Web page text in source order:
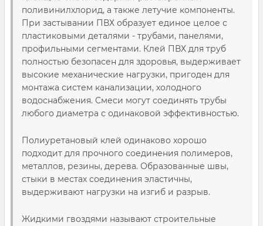
поливинилхлорид, а также летучие компоненты.
При застывании ПВХ образует единое целое с
пластиковыми деталями - трубами, панелями,
профильными сегментами. Клей ПВХ для труб
полностью безопасен для здоровья, выдерживает
высокие механические нагрузки, пригоден для
монтажа систем канализации, холодного
водоснабжения. Смеси могут соединять трубы
любого диаметра с одинаковой эффективностью.
Полиуретановый клей одинаково хорошо
подходит для прочного соединения полимеров,
металлов, резины, дерева. Образованные швы,
стыки в местах соединения эластичны,
выдерживают нагрузки на изгиб и разрыв.
Жидкими гвоздями называют строительные